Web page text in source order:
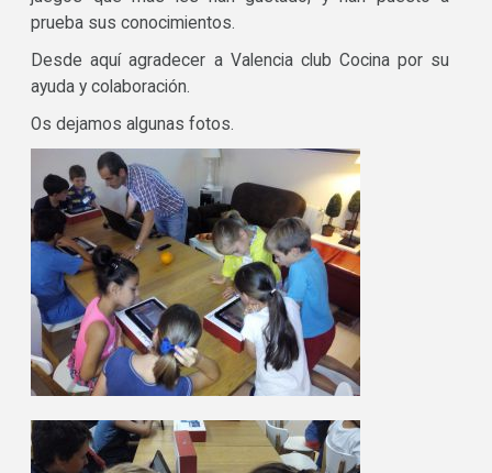
prueba sus conocimientos.
Desde aquí agradecer a Valencia club Cocina por su
ayuda y colaboración.
Os dejamos algunas fotos.